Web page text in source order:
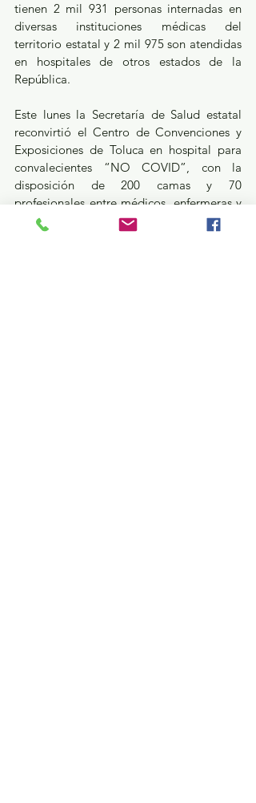
tienen 2 mil 931 personas internadas en
diversas instituciones médicas del
territorio estatal y 2 mil 975 son atendidas
en hospitales de otros estados de la
República.
Este lunes la Secretaría de Salud estatal
reconvirtió el Centro de Convenciones y
Exposiciones de Toluca en hospital para
convalecientes “NO COVID”, con la
disposición de 200 camas y 70
profesionales entre médicos, enfermeras y
auxiliares.